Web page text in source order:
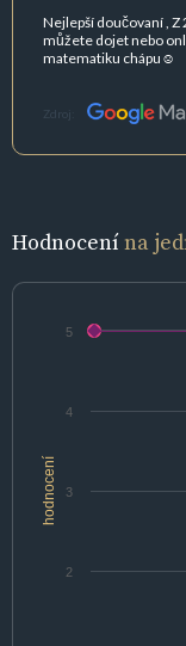
Nejlepší doučovaní , Z
můžete dojet nebo
matematiku chápu☺️
Zdroj:
Hodnocenína
hodnocení
2
3
4
5